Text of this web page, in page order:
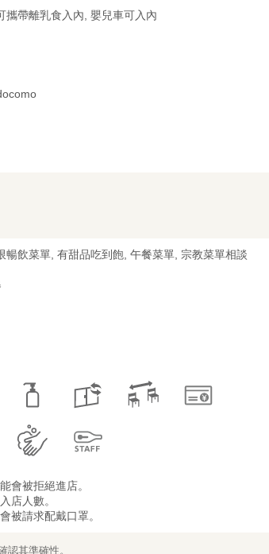
攜帶離乳食入內, 嬰兒車可入內
暢飲菜單, 有甜品吃到飽, 午餐菜單, 宗教菜單相談
會被拒絕進店。
店人數。
被請求配戴口罩。
認其準確性。